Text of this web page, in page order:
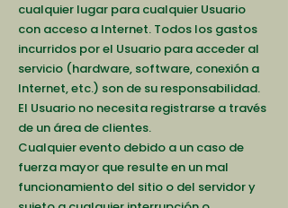
cualquier lugar para cualquier Usuario
con acceso a Internet. Todos los gastos
incurridos por el Usuario para acceder al
servicio (hardware, software, conexión a
Internet, etc.) son de su responsabilidad.
El Usuario no necesita registrarse a través
de un área de clientes.
Cualquier evento debido a un caso de
fuerza mayor que resulte en un mal
funcionamiento del sitio o del servidor y